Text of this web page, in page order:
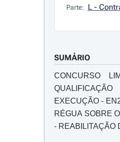
Parte: L -
SUMÁRIO
CONCURSO
EXECUÇÃO -
RÉGUA SOBRE
- REABILITAÇÃO